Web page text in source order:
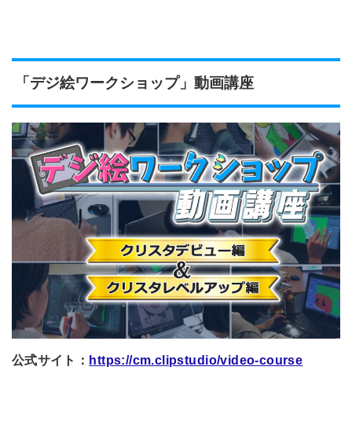
「デジ絵ワークショップ」動画講座
公式サイト： https://cm.clipstudio/video-course